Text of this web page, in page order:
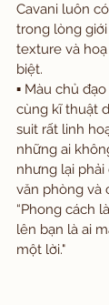
Cavani luôn
trong lòng
texture và
biệt.
▪️ Màu chủ
cùng kĩ thuật
suit rất linh
những ai
nhưng lại
văn phòng và
“Phong cách
lên bạn là ai
một lời."